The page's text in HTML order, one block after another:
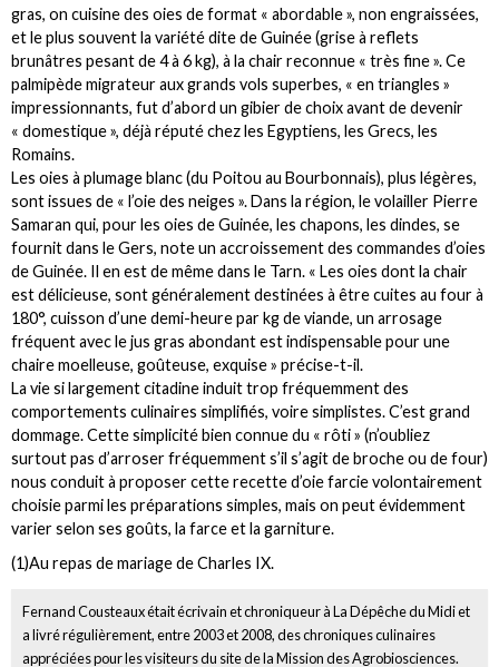
gras, on cuisine des oies de format « abordable », non engraissées,
et le plus souvent la variété dite de Guinée (grise à reflets
brunâtres pesant de 4 à 6 kg), à la chair reconnue « très fine ». Ce
palmipède migrateur aux grands vols superbes, « en triangles »
impressionnants, fut d’abord un gibier de choix avant de devenir
« domestique », déjà réputé chez les Egyptiens, les Grecs, les
Romains.
Les oies à plumage blanc (du Poitou au Bourbonnais), plus légères,
sont issues de « l’oie des neiges ». Dans la région, le volailler Pierre
Samaran qui, pour les oies de Guinée, les chapons, les dindes, se
fournit dans le Gers, note un accroissement des commandes d’oies
de Guinée. Il en est de même dans le Tarn. « Les oies dont la chair
est délicieuse, sont généralement destinées à être cuites au four à
180°, cuisson d’une demi-heure par kg de viande, un arrosage
fréquent avec le jus gras abondant est indispensable pour une
chaire moelleuse, goûteuse, exquise » précise-t-il.
La vie si largement citadine induit trop fréquemment des
comportements culinaires simplifiés, voire simplistes. C’est grand
dommage. Cette simplicité bien connue du « rôti » (n’oubliez
surtout pas d’arroser fréquemment s’il s’agit de broche ou de four)
nous conduit à proposer cette recette d’oie farcie volontairement
choisie parmi les préparations simples, mais on peut évidemment
varier selon ses goûts, la farce et la garniture.
(1)Au repas de mariage de Charles IX.
Fernand Cousteaux était écrivain et chroniqueur à La Dépêche du Midi et
a livré régulièrement, entre 2003 et 2008, des chroniques culinaires
appréciées pour les visiteurs du site de la Mission des Agrobiosciences.